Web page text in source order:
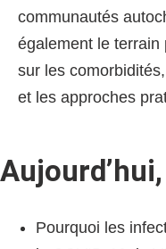
communautés
également le terrain
sur les
et les approches
Pourquoi les